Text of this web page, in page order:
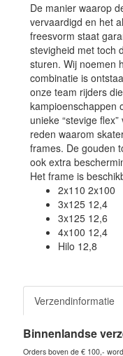
De manier waarop
vervaardigd en het
freesvorm staat
stevigheid met toch
sturen. Wij noemen
combinatie is
onze team rijders
kampioenschappen
unieke “stevige
reden waarom
frames. De gouden
ook extra
Het frame is
2x110 2x100
3x125 12,4
3x125 12,6
4x100 12,4
Hilo 12,8
Verzendinformatie
Binnenlandse
Orders boven de € 100,-